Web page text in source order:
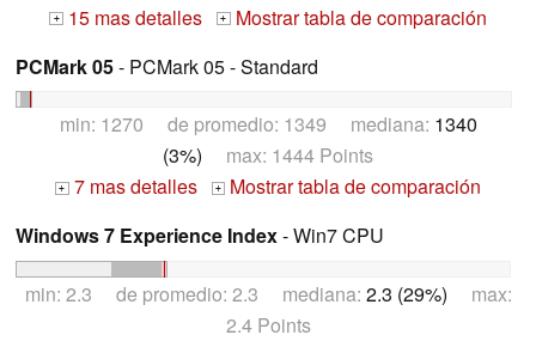
+ 15 mas detalles + Mostrar tabla de comparación
PCMark 05- PCMark 05 - Standard
min: 1270 de promedio: 1349 mediana: 1340
(3%) max: 1444 Points
+ 7 mas detalles +
Mostrar tabla de comparación
Windows 7 Experience Index- Win7 CPU
min: 2.3 de promedio: 2.3 mediana: 2.3 (29%) max:
2.4 Points